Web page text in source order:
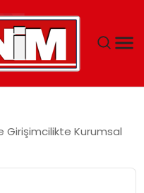
Girişimcilikte Kurumsal